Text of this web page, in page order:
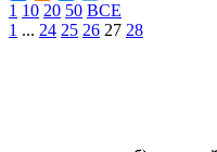
1 10 20 50 ВСЕ
1 ... 24 25 26 27 28